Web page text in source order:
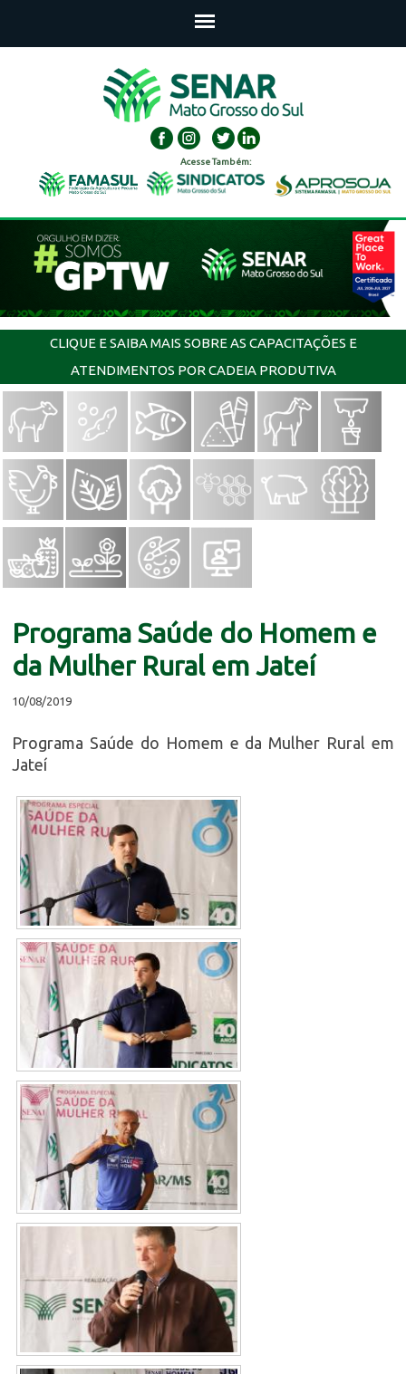
Acesse Também:
CLIQUE E SAIBA MAIS SOBRE AS CAPACITAÇÕES E
ATENDIMENTOS POR CADEIA PRODUTIVA
Programa Saúde do Homem e
da Mulher Rural em Jateí
10/08/2019
Programa Saúde do Homem e da Mulher Rural em
Jateí